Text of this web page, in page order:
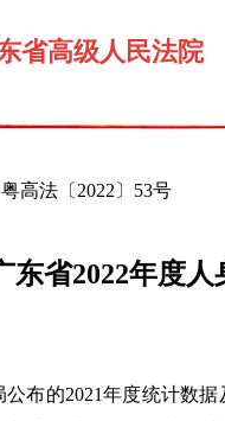
省高级人民法院
粤高法〔2022〕53号
省2022年度
布的2021年度统计数